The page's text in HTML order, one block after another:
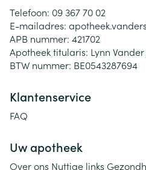
Telefoon: 09 367 70 02
E-mailadres:
APB nummer: 421702
Apotheek titularis: Lynn
BTW nummer: BE0543287694
Klantenservice
FAQ
Uw apotheek
Over ons Nuttige links